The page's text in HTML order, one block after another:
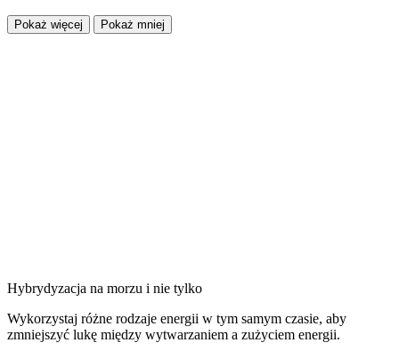
Pokaż więcej Pokaż mniej
Hybrydyzacja na morzu i nie tylko
Wykorzystaj różne rodzaje energii w tym samym czasie, aby
zmniejszyć lukę między wytwarzaniem a zużyciem energii.